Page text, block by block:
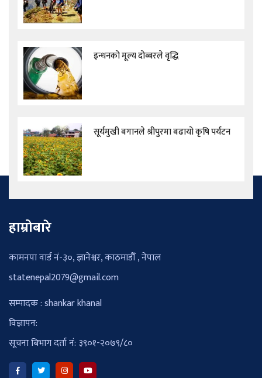
इन्धनको मूल्य दोब्बरले वृद्धि
सूर्यमुखी बगानले श्रीपुरमा बढायो कृषि पर्यटन
हाम्रोबारे
कामनपा वार्ड नं-३०, ज्ञानेश्वर, काठमाडौँ , नेपाल
statenepal2079@gmail.com
सम्पादक : shankar khanal
विज्ञापन:
सूचना बिभाग दर्ता नं: ३९०१-२०७९/८०